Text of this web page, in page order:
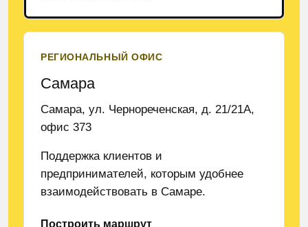
РЕГИОНАЛЬНЫЙ ОФИС
Самара
Самара, ул. Чернореченская, д. 21/21А,
офис 373
Поддержка клиентов и
предпринимателей, которым удобнее
взаимодействовать в Самаре.
Построить маршрут